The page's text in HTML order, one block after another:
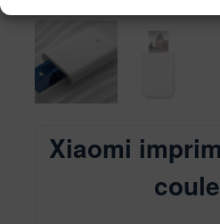
Xiaomi